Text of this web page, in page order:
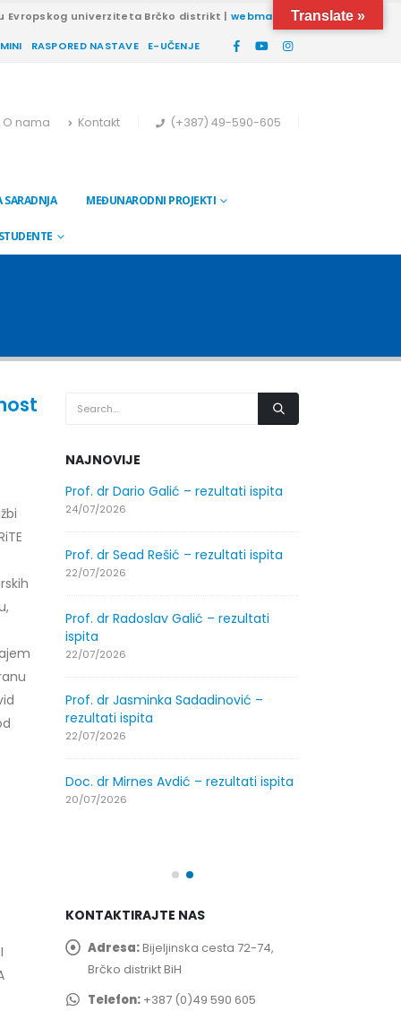
Evropskog univerziteta Brčko distrikt |webmail
RASPORED NASTAVE E-UČENJE
O nama Kontakt (+387) 49-590-605
MEĐUNARODNI PROJEKTI
NAJNOVIJE
Prof. dr Dario Galić – rezultati ispita
24/07/2026
Prof. dr Sead Rešić – rezultati ispita
22/07/2026
Prof. dr Radoslav Galić – rezultati
ispita
22/07/2026
Prof. dr Jasminka Sadadinović –
rezultati ispita
22/07/2026
Doc. dr Mirnes Avdić – rezultati ispita
20/07/2026
KONTAKTIRAJTE NAS
Adresa:Bijeljinska cesta 72-74,
Brčko distrikt BiH
Telefon: +387 (0)49 590 605
Translate »